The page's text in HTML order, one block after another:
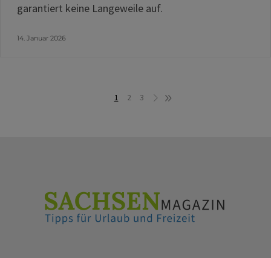
garantiert keine Langeweile auf.
14. Januar 2026
1 2 3